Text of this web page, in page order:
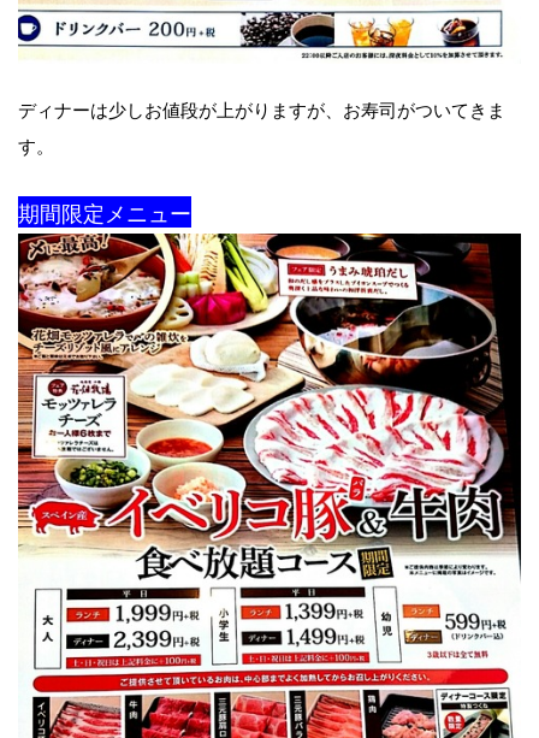
ディナーは少しお値段が上がりますが、お寿司がついてきま
す。
期間限定メニュー